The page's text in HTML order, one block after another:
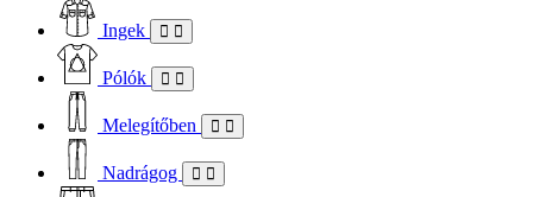
Ingek
Pólók
Melegítőben
Nadrágog